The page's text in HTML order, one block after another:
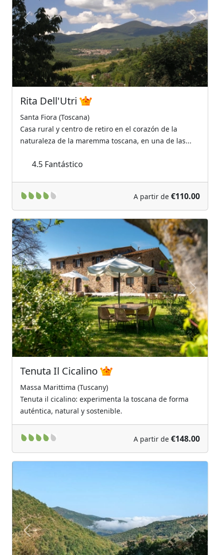
Previous Next
Rita Dell'Utri
Santa Fiora (Toscana)
Casa rural y centro de retiro en el corazón de la
naturaleza de la maremma toscana, en una de las...
4.5 Fantástico
A partir de €110.00
Previous Next
Tenuta Il Cicalino
Massa Marittima (Tuscany)
Tenuta il cicalino: experimenta la toscana de forma
auténtica, natural y sostenible.
A partir de €148.00
Previous Next